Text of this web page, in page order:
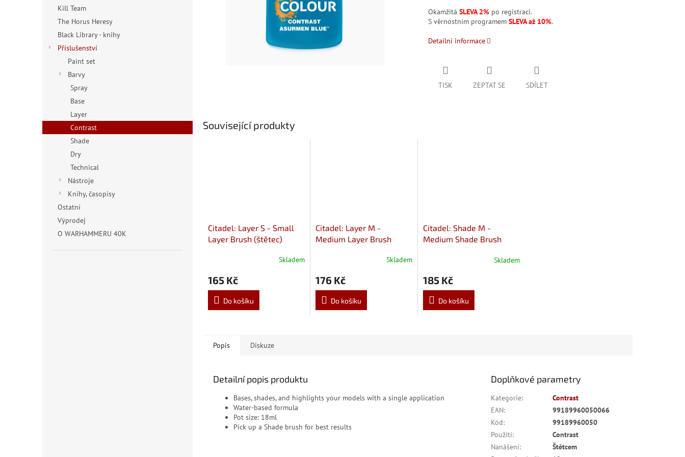
Kill Team
The Horus Heresy
Black Library - knihy
Příslušenství
Paint set
Barvy
Spray
Base
Layer
Contrast
Shade
Dry
Technical
Nástroje
Knihy, časopisy
Ostatní
Výprodej
O WARHAMMERU 40K
Okamžitá SLEVA 2%po registraci.
S věrnostním programem SLEVA až 10%.
Detailní informace
TISK ZEPTAT SE SDÍLET
Související produkty
Citadel: Layer S - Small
Layer Brush (štětec)
Skladem
165 Kč
Do košíku
Citadel: Layer M -
Medium Layer Brush
Skladem
176 Kč
Do košíku
Citadel: Shade M -
Medium Shade Brush
Skladem
185 Kč
Do košíku
Popis Diskuze
Detailní popis produktu
Bases, shades, and highlights your models with a single application
Water-based formula
Pot size: 18ml
Pick up a Shade brush for best results
Doplňkové parametry
Kategorie:
Contrast
EAN:
99189960050066
Kód:
99189960050
Použití:
Contrast
Nanášení:
Štětcem